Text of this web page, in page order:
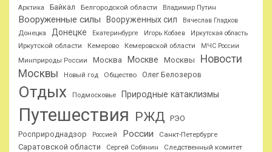
Арктика
Байкал Белгородской области Владимир Путин
Вооруженные силы Вооруженных сил
Вячеслав Гладков
Донецка
Донецке Екатеринбурге Игорь Кобзев Иркутская область
Иркутской области Кемерово Кемеровской области
МЧС России
Минприроды России
Москва Москве Москвы
Новости
Москвы
Новый год Общество Олег Белозеров
Отдых Подмосковье Природные катаклизмы
Путешествия РЖД РЭО
Росприроднадзор
Россией России Санкт-Петербурге
Саратовской области Сергей Собянин Следственный комитет